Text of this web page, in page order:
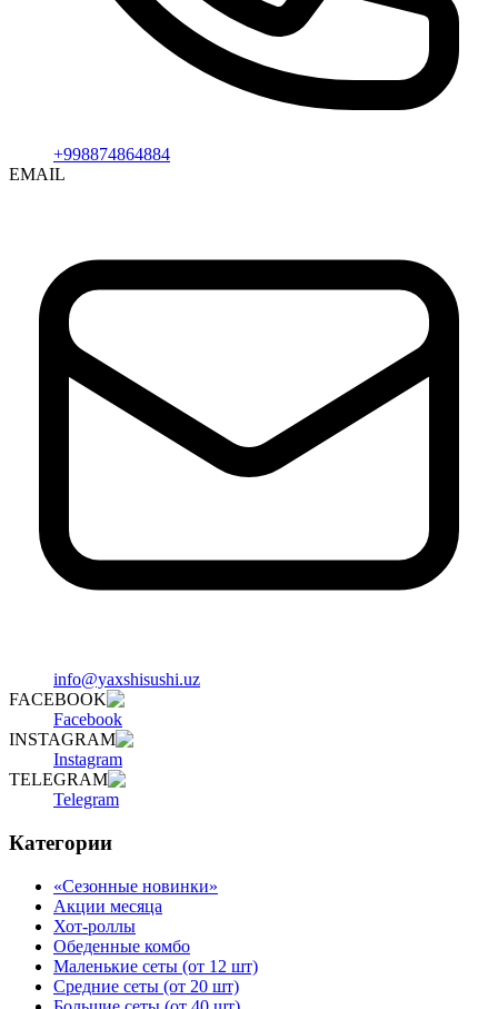
+998874864884
EMAIL
info@yaxshisushi.uz
FACEBOOK
Facebook
INSTAGRAM
Instagram
TELEGRAM
Telegram
Категории
«Сезонные новинки»
Акции месяца
Хот-роллы
Обеденные комбо
Маленькие сеты (от 12 шт)
Средние сеты (от 20 шт)